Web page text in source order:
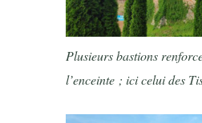
Plusieurs bastions
l’enceinte ; ici celui des